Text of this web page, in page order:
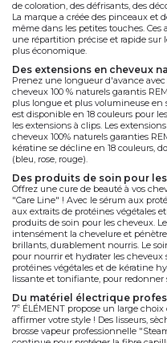
répare et renforce la fibre capillaire.
le sérum nourrissent intensément
préviennent les pointes fourchues.
réparation complète et durable.
blond highlight
Blond Highlightest conçue pour les
Enrichie en acide hyaluronique ,
gamme hydrate, illumine et
anti-UV protège les cheveux des
inclut un shampoing, un masque
complète d'illumination et de
une gamme d’accessoires
Retrouvez parmi la gamme de
réaliser des colorations
à roulette, chariot...) prenant en
de coloration, des défrisants, des
La marque a créée des pinceaux et
même dans les petites touches.
une répartition précise et rapide sur
plus économique.
des extensions en cheveux
Prenez une longueur d'avance
cheveux 100 % naturels garantis
plus longue et plus volumineuse en
est disponible en 18 couleurs pour
les extensions à clips. Les
cheveux 100% naturels garanties
kératine se décline en 18 couleurs,